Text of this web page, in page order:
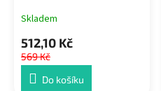
Skladem
512,10 Kč
569 Kč
Do košíku